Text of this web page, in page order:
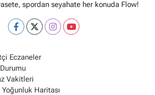
spordan seyahate her konuda Flow!
Eczaneler
Vakitleri
Haritası